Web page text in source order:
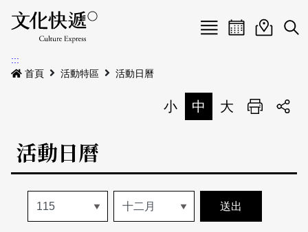
Menu
最新公告
本期專題
歷史專題
活動特區
活動列表
關於我們
活動日曆活動地圖
展
:::
首頁
活動特區 活動日曆
小 中 大 列印
活動日曆